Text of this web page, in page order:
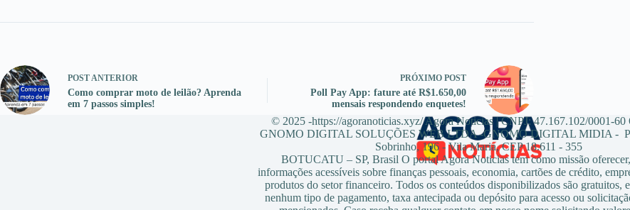
POST ANTERIOR
Como comprar moto de leilão? Aprenda
em 7 passos simples!
PRÓXIMO POST
Poll Pay App: fature até R$1.650,00
mensais respondendo enquetes!
© 2025 -https://agoranoticias.xyz/ Agora Noticias | CNPJ: 47.167.102/0001-60
GNOMO DIGITAL SOLUÇÕES WEB LTDA -GNOMO DIGITAL MIDIA -
Sobrinho, 196 - Vila Maria, CEP 18.611 - 355
BOTUCATU – SP, Brasil O portal Agora Noticias tem como missão
informações acessíveis sobre finanças pessoais, economia, cartões de crédito,
produtos do setor financeiro. Todos os conteúdos disponibilizados são gratuitos,
nenhum tipo de pagamento, taxa antecipada ou depósito para acesso ou